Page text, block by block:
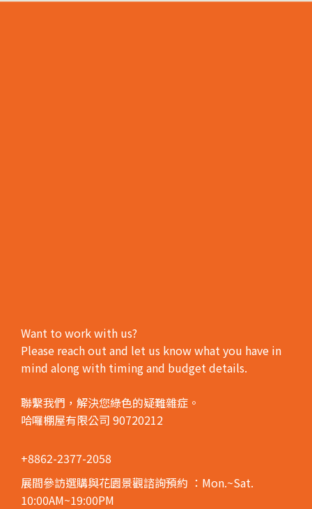
Want to work with us?
Please reach out and let us know what you have in
mind along with timing and budget details.
聯繫我們，解決您綠色的疑難雜症。
哈囉棚屋有限公司 90720212
+8862-2377-2058
展間參訪選購與花園景觀諮詢預約 ：Mon.~Sat.
10:00AM~19:00PM